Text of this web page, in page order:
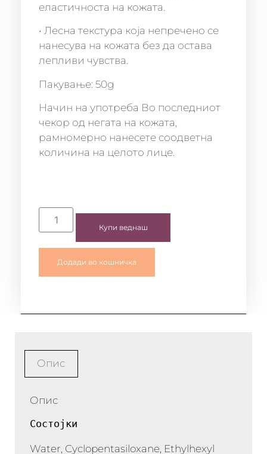
еластичноста на кожата.
• Лесна текстура која непречено се
нанесува на кожата без да остава
лепливи чувства.
Пакување: 50g
Начин на употреба Во последниот
чекор од негата на кожата,
рамномерно нанесете соодветна
количина на целото лице.
Купи веднаш
Додади во кошничка
Опис
Опис
Состојки
Water, Cyclopentasiloxane, Ethylhexyl